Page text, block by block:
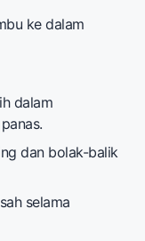
ke dalam
dalam
dan bolak-balik
selama